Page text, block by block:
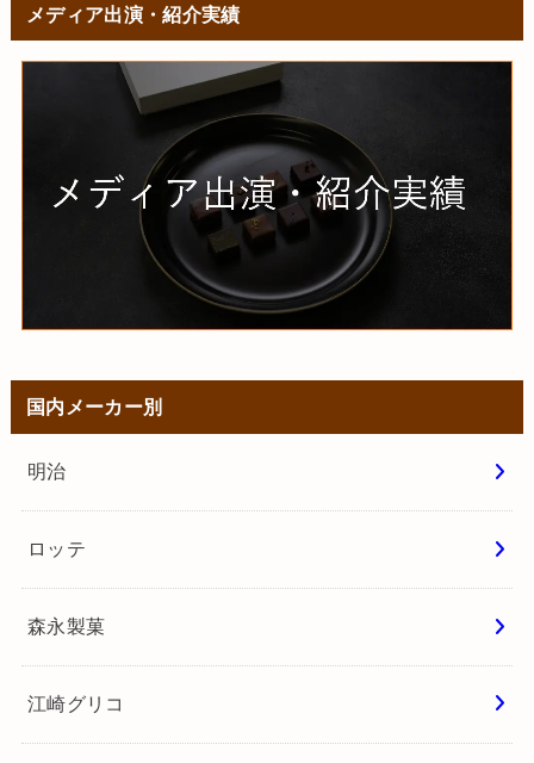
メディア出演・紹介実績
国内メーカー別
明治
ロッテ
森永製菓
江崎グリコ